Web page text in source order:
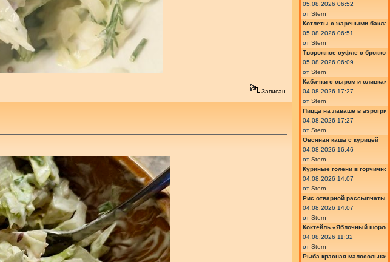
Записан
05.08.2026 06:52
от Stern
Котлеты с жареными
05.08.2026 06:51
от Stern
Творожное суфле с
05.08.2026 06:09
от Stern
Кабачки с сыром и
04.08.2026 17:27
от Stern
Пицца на лаваше в
04.08.2026 17:27
от Stern
Овсяная каша с курицей
04.08.2026 16:46
от Stern
Куриные голени в
04.08.2026 14:07
от Stern
Рис отварной рассыпчатый
04.08.2026 14:07
от Stern
Коктейль «Яблочный
04.08.2026 11:32
от Stern
Рыба красная малосольная